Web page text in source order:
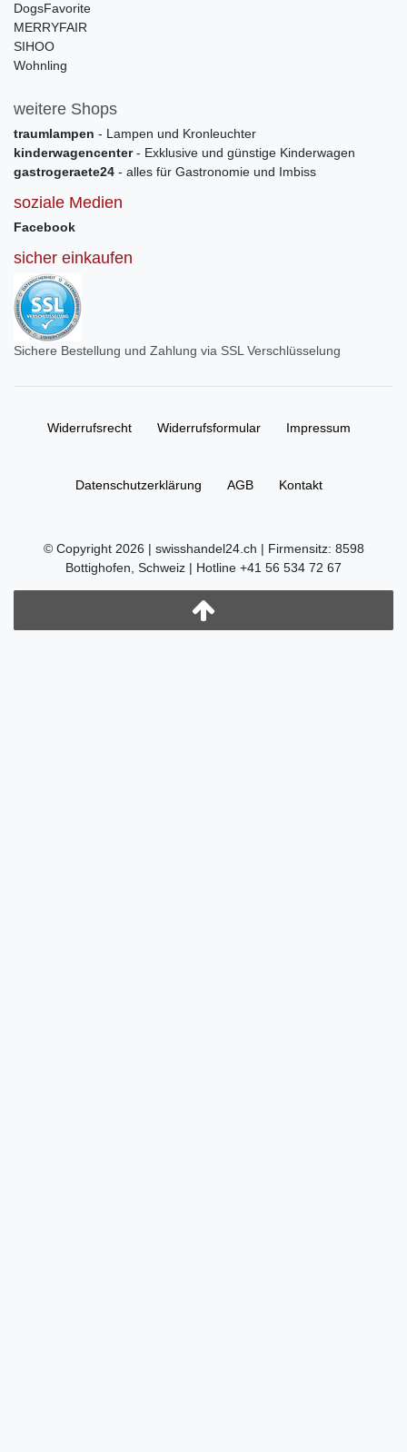
DogsFavorite
MERRYFAIR
SIHOO
Wohnling
weitere Shops
traumlampen - Lampen und Kronleuchter
kinderwagencenter- Exklusive und günstige Kinderwagen
gastrogeraete24 - alles für Gastronomie und Imbiss
soziale Medien
Facebook
sicher einkaufen
Sichere Bestellung und Zahlung via SSL Verschlüsselung
Widerrufs­recht Widerrufs­formular Impressum
Daten­schutz­erklärung AGB Kontakt
© Copyright 2026 | swisshandel24.ch | Firmensitz: 8598
Bottighofen, Schweiz | Hotline +41 56 534 72 67